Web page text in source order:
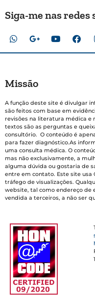
Siga-me nas redes
Missão
A função deste site é divulgar
são feitos com base em
revisões na literatura médica e
textos são as perguntas e
consultório. O conteúdo é
para fazer diagnóstico.As
uma consulta médica. O
mas não exclusivamente, a
alguma dúvida ou gostaria de
entre em contato. Este site usa
tráfego de visualizações.
website, tal como endereço de
vendida a terceiros, a não ser